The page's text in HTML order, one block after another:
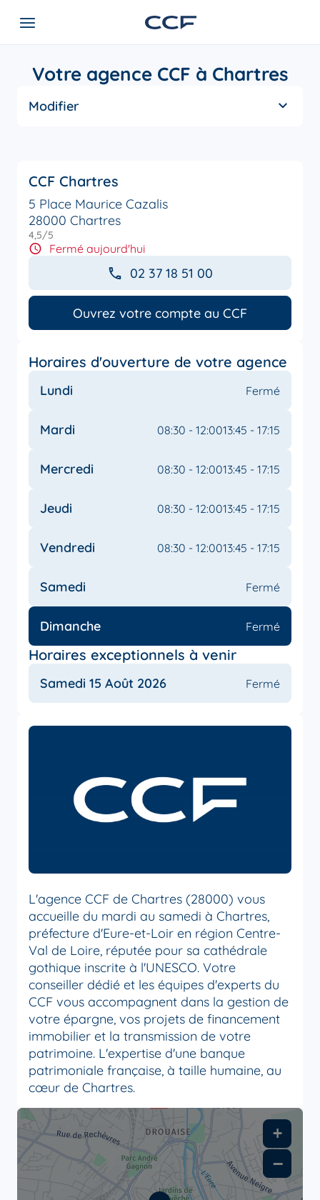
Votre agence CCF à Chartres
Modifier
CCF Chartres
5 Place Maurice Cazalis
28000 Chartres
4,5/5
Fermé aujourd'hui
02 37 18 51 00
Ouvrez votre compte au CCF
Horaires d'ouverture de votre agence
Lundi Fermé
Mardi 08:30 - 12:0013:45 - 17:15
Mercredi 08:30 - 12:0013:45 - 17:15
Jeudi 08:30 - 12:0013:45 - 17:15
Vendredi 08:30 - 12:0013:45 - 17:15
Samedi Fermé
Dimanche Fermé
Horaires exceptionnels à venir
Samedi 15 Août 2026 Fermé
L'agence CCF de Chartres (28000) vous
accueille du mardi au samedi à Chartres,
préfecture d'Eure-et-Loir en région Centre-
Val de Loire, réputée pour sa cathédrale
gothique inscrite à l'UNESCO. Votre
conseiller dédié et les équipes d'experts du
CCF vous accompagnent dans la gestion de
votre épargne, vos projets de financement
immobilier et la transmission de votre
patrimoine. L'expertise d'une banque
patrimoniale française, à taille humaine, au
cœur de Chartres.
+
−